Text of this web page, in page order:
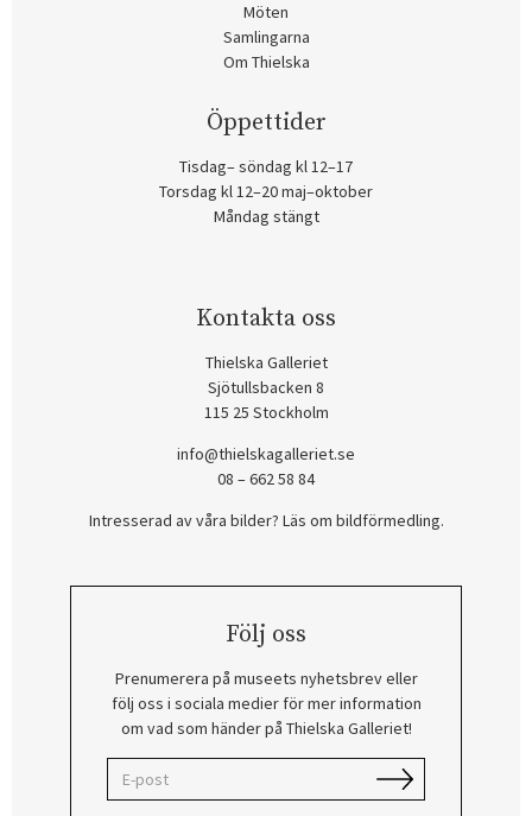
Möten
Samlingarna
Om Thielska
Öppettider
Tisdag– söndag kl 12–17
Torsdag kl 12–20 maj–oktober
Måndag stängt
Kontakta oss
Thielska Galleriet
Sjötullsbacken 8
115 25 Stockholm
info@thielskagalleriet.se
08 – 662 58 84
Intresserad av våra bilder? Läs om bildförmedling.
Följ oss
Prenumerera på museets nyhetsbrev eller
följ oss i sociala medier för mer information
om vad som händer på Thielska Galleriet!